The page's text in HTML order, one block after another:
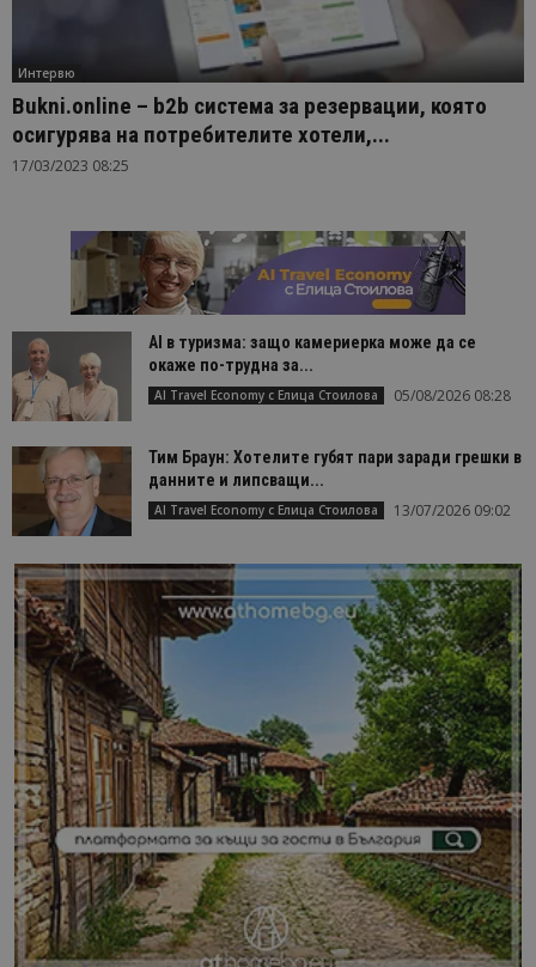
Интервю
Bukni.online – b2b система за резервации, която
осигурява на потребителите хотели,...
17/03/2023 08:25
AI в туризма: защо камериерка може да се
окаже по-трудна за...
AI Travel Economy с Елица Стоилова 05/08/2026 08:28
Тим Браун: Хотелите губят пари заради грешки в
данните и липсващи...
AI Travel Economy с Елица Стоилова 13/07/2026 09:02